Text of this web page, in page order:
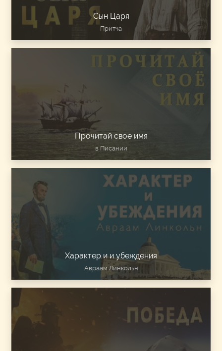
Сын Царя
Притча
Прочитай свое имя
в Писании
Характер и и убеждения
Авраам Линкольн